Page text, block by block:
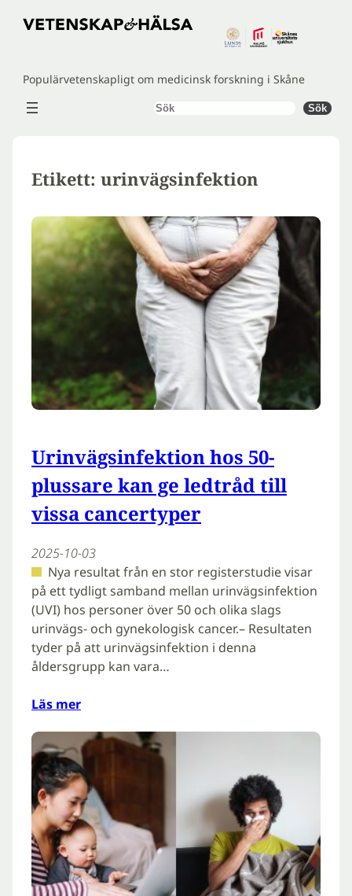
Hoppa
Populärvetenskapligt om medicinsk forskning i Skåne
Sök Sök
Etikett: urinvägsinfektion
Urinvägsinfektion hos 50-
plussare kan ge ledtråd till
vissa cancertyper
2025-10-03
Nya resultat från en stor registerstudie visar
på ett tydligt samband mellan urinvägsinfektion
(UVI) hos personer över 50 och olika slags
urinvägs- och gynekologisk cancer.– Resultaten
tyder på att urinvägsinfektion i denna
åldersgrupp kan vara…
Läs mer